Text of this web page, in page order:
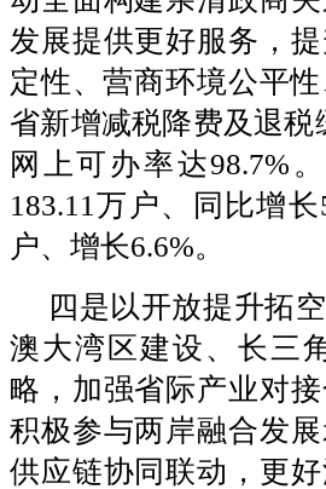
发展提供更好服务，
定性、营商环境公平
省新增减税降费及退
网上可办率达98.7%
183.11万户、同比增
户、增长6.6%。
四是以开放提升拓
澳大湾区建设、长三
略，加强省际产业对
积极参与两岸融合发
供应链协同联动，更